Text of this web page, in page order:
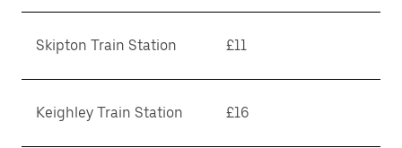
Skipton Train Station £11
Keighley Train Station £16